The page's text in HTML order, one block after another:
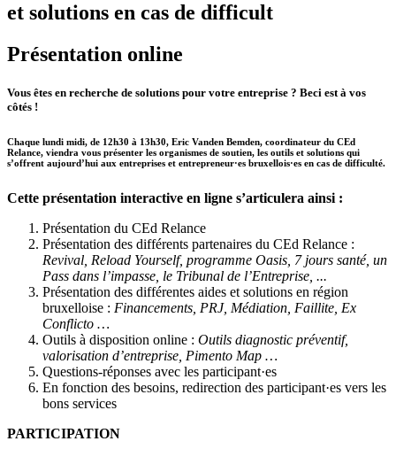
et solutions en cas de difficult
Présentation online
Vous êtes en recherche de solutions pour votre entreprise ? Beci est à vos
côtés !
Chaque lundi midi, de 12h30 à 13h30, Eric Vanden Bemden, coordinateur du CEd
Relance, viendra vous présenter les organismes de soutien, les outils et solutions qui
s’offrent aujourd’hui aux entreprises et entrepreneur·es bruxellois·es en cas de difficulté.
Cette présentation interactive en ligne s’articulera ainsi :
Présentation du CEd Relance
Présentation des différents partenaires du CEd Relance :
Revival, Reload Yourself, programme Oasis, 7 jours santé, un
Pass dans l’impasse, le Tribunal de l’Entreprise, ...
Présentation des différentes aides et solutions en région
bruxelloise : Financements, PRJ, Médiation, Faillite, Ex
Conflicto …
Outils à disposition online : Outils diagnostic préventif,
valorisation d’entreprise, Pimento Map …
Questions-réponses avec les participant·es
En fonction des besoins, redirection des participant·es vers les
bons services
PARTICIPATION